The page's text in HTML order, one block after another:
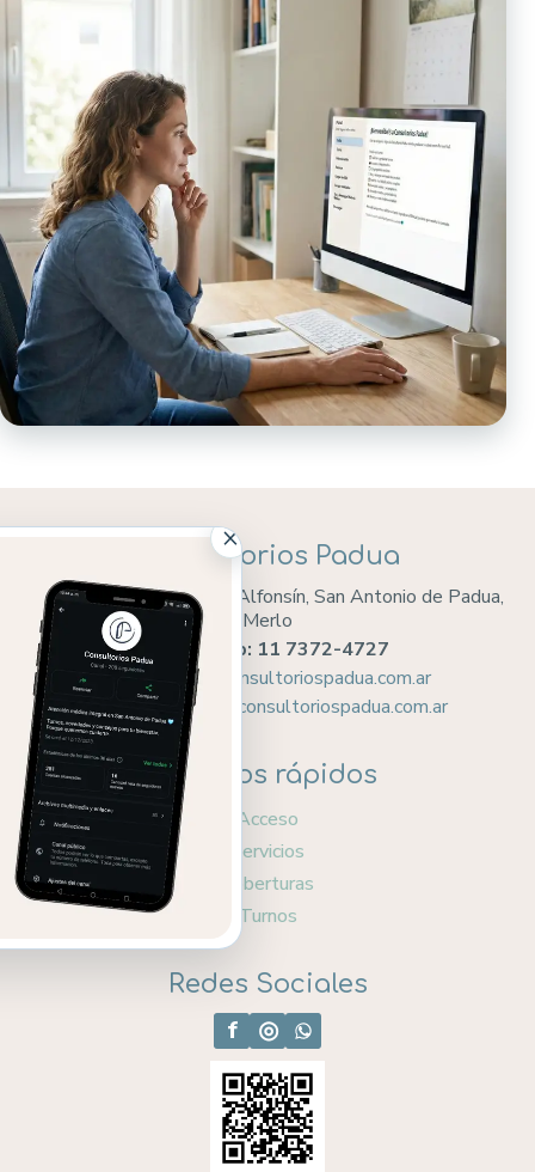
Consultorios Padua
Beruti 385, casi esquina Alfonsín, San Antonio de Padua,
Merlo
WhatsApp: 11 7372-4727
capacientes@consultoriospadua.com.ar
caprofesionales@consultoriospadua.com.ar
Accesos rápidos
Acceso
Servicios
Coberturas
Turnos
Redes Sociales
f ◎
×